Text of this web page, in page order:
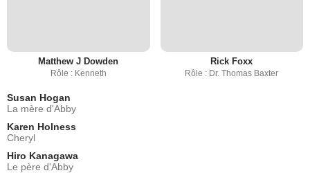
Matthew J Dowden
Rôle : Kenneth
Rick Foxx
Rôle : Dr. Thomas Baxter
Susan Hogan
La mère d'Abby
Karen Holness
Cheryl
Hiro Kanagawa
Le père d'Abby